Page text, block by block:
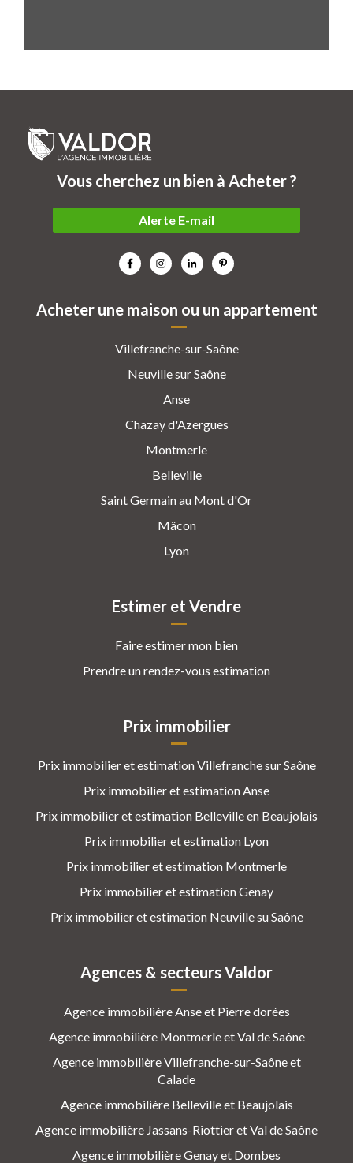
Acheter une maison ou un appartement
Villefranche-sur-Saône
Neuville sur Saône
Anse
Chazay d'Azergues
Montmerle
Belleville
Saint Germain au Mont d'Or
Mâcon
Lyon
Estimer et Vendre
Faire estimer mon bien
Prendre un rendez-vous estimation
Prix immobilier
Prix immobilier et estimation Villefranche sur Saône
Prix immobilier et estimation Anse
Prix immobilier et estimation Belleville en Beaujolais
Prix immobilier et estimation Lyon
Prix immobilier et estimation Montmerle
Prix immobilier et estimation Genay
Prix immobilier et estimation Neuville su Saône
Agences & secteurs Valdor
Agence immobilière Anse et Pierre dorées
Agence immobilière Montmerle et Val de Saône
Agence immobilière Villefranche-sur-Saône et
Calade
Agence immobilière Belleville et Beaujolais
Agence immobilière Jassans-Riottier et Val de Saône
Agence immobilière Genay et Dombes
Vous cherchez un bien à Acheter ?
Alerte E-mail